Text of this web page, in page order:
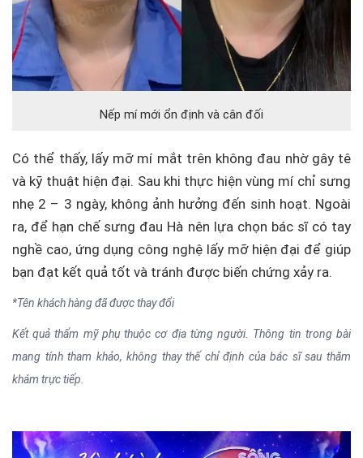
Nếp mí mới ổn định và cân đối
Có thể thấy, lấy mỡ mí mắt trên không đau nhờ gây tê
và kỹ thuật hiện đại. Sau khi thực hiện vùng mí chỉ sưng
nhẹ 2 – 3 ngày, không ảnh hưởng đến sinh hoạt. Ngoài
ra, để hạn chế sưng đau Hà nên lựa chọn bác sĩ có tay
nghề cao, ứng dụng công nghệ lấy mỡ hiện đại để giúp
bạn đạt kết quả tốt và tránh được biến chứng xảy ra.
*Tên khách hàng đã được thay đổi
Kết quả thẩm mỹ phụ thuộc cơ địa từng người. Thông tin trong bài
mang tính tham khảo, không thay thế chỉ định của bác sĩ sau thăm
khám trực tiếp.